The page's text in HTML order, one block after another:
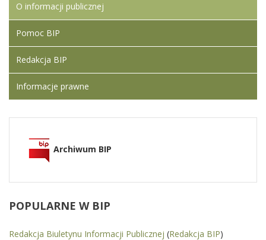
O informacji publicznej
Pomoc BIP
Redakcja BIP
Informacje prawne
Archiwum BIP
POPULARNE W BIP
Redakcja Biuletynu Informacji Publicznej (Redakcja BIP)